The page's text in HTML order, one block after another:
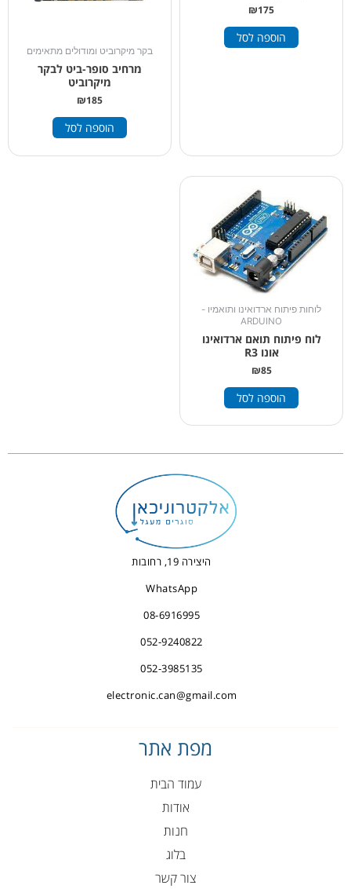
₪175
הוספה לסל
בקר מיקרוביט ומודולים מתאימים
מרחיב סופר-ביט לבקר
מיקרוביט
₪185
הוספה לסל
לוחות פיתוח ארדואינו ותואמיו -
ARDUINO
לוח פיתוח תואם ארדואינו
אונו R3
₪85
הוספה לסל
היצירה 19, רחובות
WhatsApp
08-6916995
052-9240822
052-3985135
electronic.can@gmail.com
מפת אתר
עמוד הבית
אודות
חנות
בלוג
צור קשר